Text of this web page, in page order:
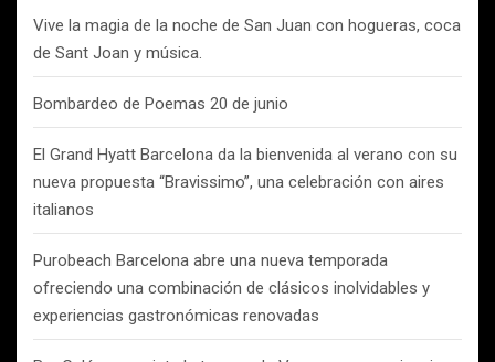
Vive la magia de la noche de San Juan con hogueras, coca
de Sant Joan y música.
Bombardeo de Poemas 20 de junio
El Grand Hyatt Barcelona da la bienvenida al verano con su
nueva propuesta “Bravissimo”, una celebración con aires
italianos
Purobeach Barcelona abre una nueva temporada
ofreciendo una combinación de clásicos inolvidables y
experiencias gastronómicas renovadas